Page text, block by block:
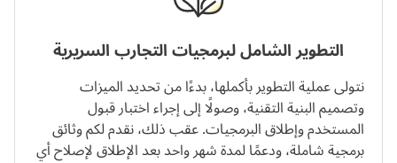
التطوير الشامل لبرمجيات التجارب السريرية
نتولى عملية التطوير بأكملها، بدءًا من تحديد الميزات
وتصميم البنية التقنية، وصولًا إلى إجراء اختبار قبول
المستخدم وإطلاق البرمجيات. عقب ذلك، نقدم لكم وثائق
برمجية شاملة، ودعمًا لمدة شهر واحد بعد الإطلاق لإصلاح أي